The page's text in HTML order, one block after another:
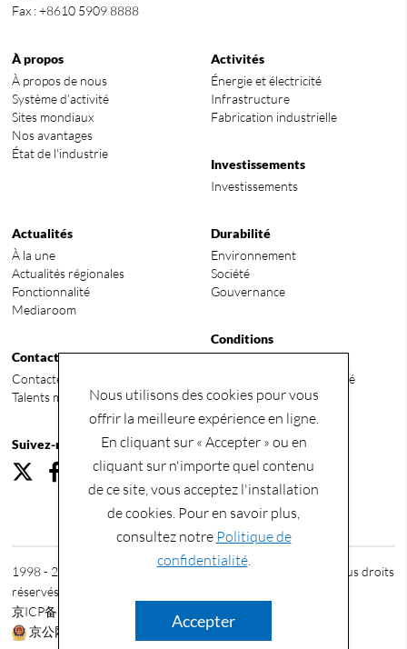
Nous utilisons des cookies pour vous
offrir la meilleure expérience en ligne.
En cliquant sur « Accepter » ou en
cliquant sur n'importe quel contenu
de ce site, vous acceptez l'installation
de cookies. Pour en savoir plus,
consultez notre Politique de
confidentialité.
Accepter
Fax : +8610 5909 8888
À propos
À propos de nous
Système d’activité
Sites mondiaux
Nos avantages
État de l'industrie
Activités
Énergie et électricité
Infrastructure
Fabrication industrielle
Investissements
Investissements
Actualités
À la une
Actualités régionales
Fonctionnalité
Mediaroom
Contact
Contactez-nous
Talents mondiaux recherchés
Durabilité
Environnement
Société
Gouvernance
Conditions
Politique de confidentialité
Suivez-nous
1998 - 2026 © China Energy International Group Co., Ltd. Tous droits
réservés.
京ICP备2023010847号-2
京公网安备11010502056089